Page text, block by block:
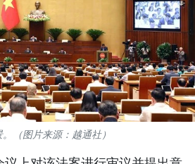
旅游
谊桥梁
海
功能媒体
表新闻
（图片来源：越通社）